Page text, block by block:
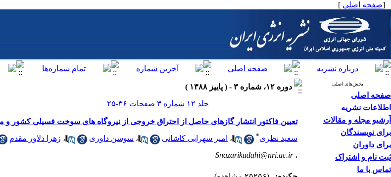
[صفحه اصلی ]
بخش‌های اصلی
صفحه اصلی
اطلاعات نشریه
آرشیو مجله و مقالات
برای نویسندگان
برای داوران
ثبت نام و اشتراک
تماس با ما
دوره ۱۲، شماره ۳ - ( پاییز ۱۳۸۸ )
جلد ۱۲ شماره ۳ صفحات ۳۶-۲۵
تعیین فاکتور انتشار گازهای حاصل از احتراق خروجی از نیروگاه های سوخت فسیلی کشور و
سعید نظری* ، امیر سهرابی کاشانی ، سوسن داوری ، زهرا دلاور مقدم
،Snazarikudahi@nri.ac.ir